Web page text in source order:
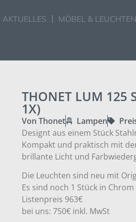
AKTUELLES MÖBEL & LEUCHTEN
THONET LUM 125
1X)
Von Thonet Lampen
Designt aus einem Stück
Kompakt und praktisch mit
brillante Licht und
Die Leuchten sind neu mit
Es sind noch 1 Stück in
Listenpreis 963€
bei uns: 750€ inkl. MwSt